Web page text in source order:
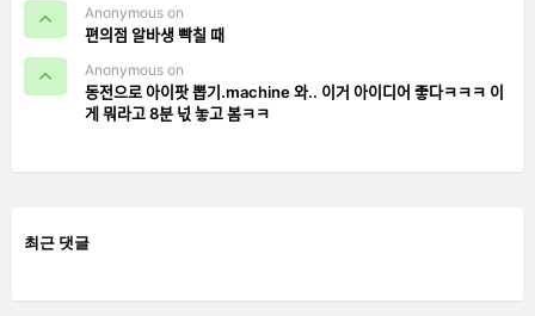
Anonymous on
편의점 알바생 빡칠 때
Anonymous on
동전으로 아이팟 뽑기.machine 와.. 이거 아이디어 좋다ㅋㅋㅋ 이
게 뭐라고 8분 넋 놓고 봄ㅋㅋ
최근 댓글